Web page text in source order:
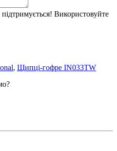
Використовуйте
, Щипці-гофре IN033TW